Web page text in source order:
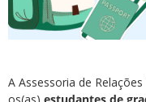
A Assessoria de